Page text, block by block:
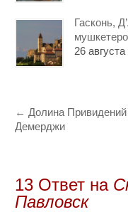
Гасконь,
26 августа
← Долина Привидений
Демерджи
13 Oтвет на
Павловск